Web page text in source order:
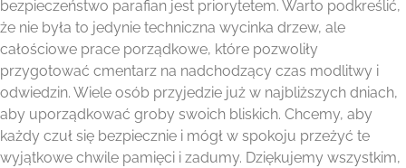
bezpieczeństwo parafian jest priorytetem. Warto podkreślić,
że nie była to jedynie techniczna wycinka drzew, ale
całościowe prace porządkowe, które pozwoliły
przygotować cmentarz na nadchodzący czas modlitwy i
odwiedzin. Wiele osób przyjedzie już w najbliższych dniach,
aby uporządkować groby swoich bliskich. Chcemy, aby
każdy czuł się bezpiecznie i mógł w spokoju przeżyć te
wyjątkowe chwile pamięci i zadumy. Dziękujemy wszystkim,